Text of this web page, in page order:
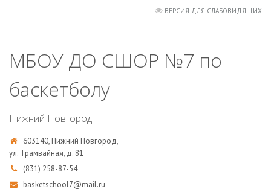
ВЕРСИЯ ДЛЯ СЛАБОВИДЯЩИХ
МБОУ ДО СШОР №7 по
баскетболу
Нижний Новгород
603140, Нижний Новгород,
ул. Трамвайная, д. 81
(831) 258-87-54
basketschool7@mail.ru